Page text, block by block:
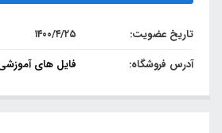
تاریخ عضویت:
۱۴۰۰/۴/۲۵
آدرس فروشگاه:
فایل های